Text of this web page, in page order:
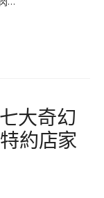
大奇幻
約店家